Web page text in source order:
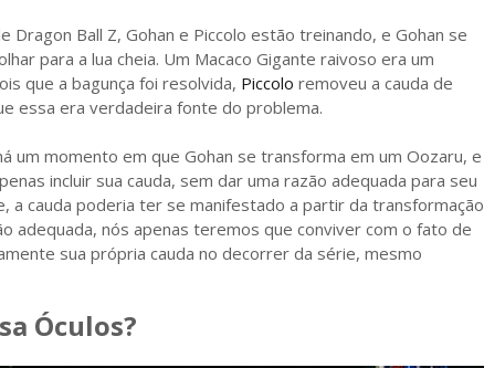
Dragon Ball Z, Gohan e Piccolo estão treinando, e Gohan se
para a lua cheia. Um Macaco Gigante raivoso era um
que a bagunça foi resolvida, Piccolo removeu a cauda de
essa era verdadeira fonte do problema.
um momento em que Gohan se transforma em um Oozaru, e
incluir sua cauda, ​​sem dar uma razão adequada para seu
a cauda poderia ter se manifestado a partir da transformação
adequada, nós apenas teremos que conviver com o fato de
sua própria cauda no decorrer da série, mesmo
Óculos?